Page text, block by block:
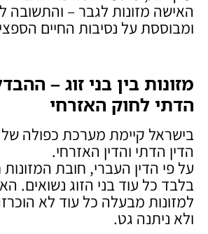
האישה מזונות לגבר – והתשובה
ומבוססת על נסיבות החיים
מזונות בין בני זוג –
הדתי לחוק האזרחי
בישראל קיימת מערכת כפולה
הדין הדתי והדין האזרחי.
על פי הדין העברי, חובת
בלבד כל עוד בני הזוג נשואים.
למזונות מבעלה כל עוד לא
ולא ניתנה גט.